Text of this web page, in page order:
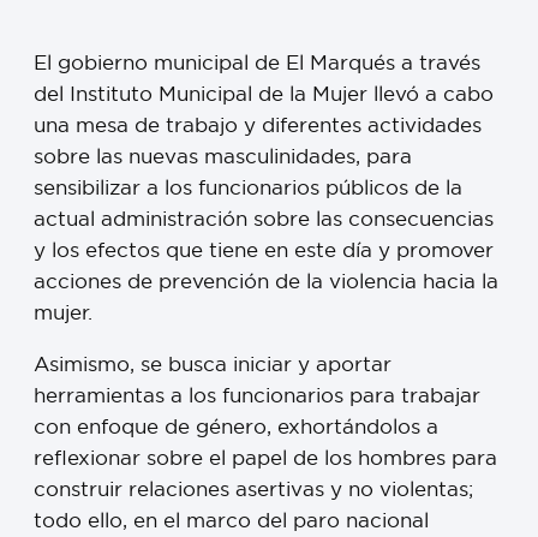
El gobierno municipal de El Marqués a través
del Instituto Municipal de la Mujer llevó a cabo
una mesa de trabajo y diferentes actividades
sobre las nuevas masculinidades, para
sensibilizar a los funcionarios públicos de la
actual administración sobre las consecuencias
y los efectos que tiene en este día y promover
acciones de prevención de la violencia hacia la
mujer.
Asimismo, se busca iniciar y aportar
herramientas a los funcionarios para trabajar
con enfoque de género, exhortándolos a
reflexionar sobre el papel de los hombres para
construir relaciones asertivas y no violentas;
todo ello, en el marco del paro nacional